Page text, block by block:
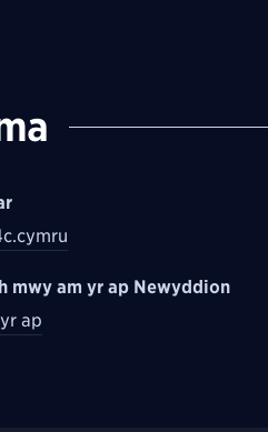
mwy am yr ap Newyddion
ap